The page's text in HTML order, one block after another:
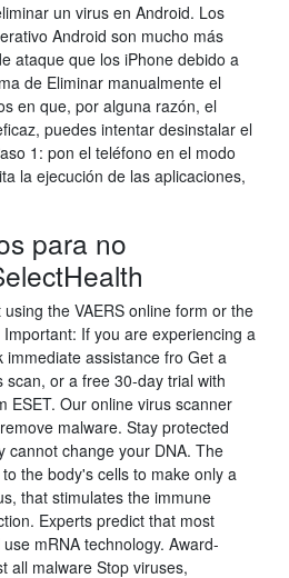
un virus en Android. Los
Android son mucho más
ataque que los iPhone debido a
de Eliminar manualmente el
en que, por alguna razón, el
puedes intentar desinstalar el
1: pon el teléfono en el modo
la ejecución de las aplicaciones,
para no
the VAERS online form or the
If you are experiencing a
immediate assistance fro Get a
or a free 30-day trial with
ESET. Our online virus scanner
malware. Stay protected
cannot change your DNA. The
the body's cells to make only a
that stimulates the immune
Experts predict that most
mRNA technology. Award-
all malware Stop viruses,